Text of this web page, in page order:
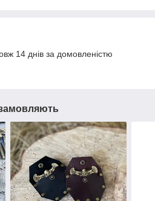
14 днів за домовленістю